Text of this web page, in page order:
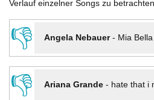
Verlauf einzelner Songs zu
👎 Angela Nebauer- Mia
👎
Ariana Grande- hate that i